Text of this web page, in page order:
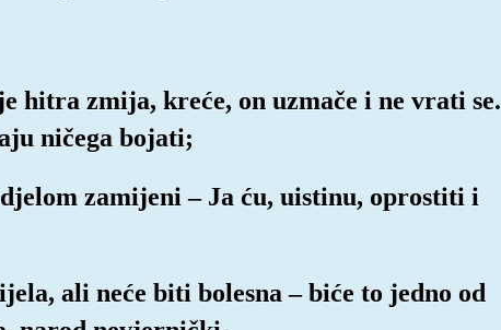
hitra zmija, kreće, on uzmače i ne vrati se.
ničega bojati;
zamijeni – Ja ću, uistinu, oprostiti i
ali neće biti bolesna – biće to jedno od